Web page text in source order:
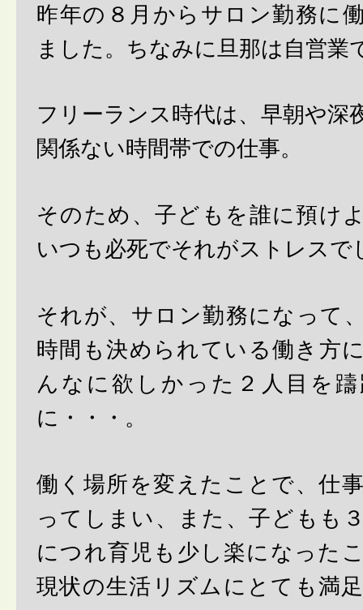
昨年の８月からサロン勤務に
ました。ちなみに旦那は自営業
フリーランス時代は、早朝や深
関係ない時間帯での仕事。
そのため、子どもを誰に預け
いつも必死でそれがストレスで
それが、サロン勤務になって
時間も決められている働き方
んなに欲しかった２人目を
に・・・。
働く場所を変えたことで、仕
ってしまい、また、子どもも
につれ育児も少し楽になった
現状の生活リズムにとても満